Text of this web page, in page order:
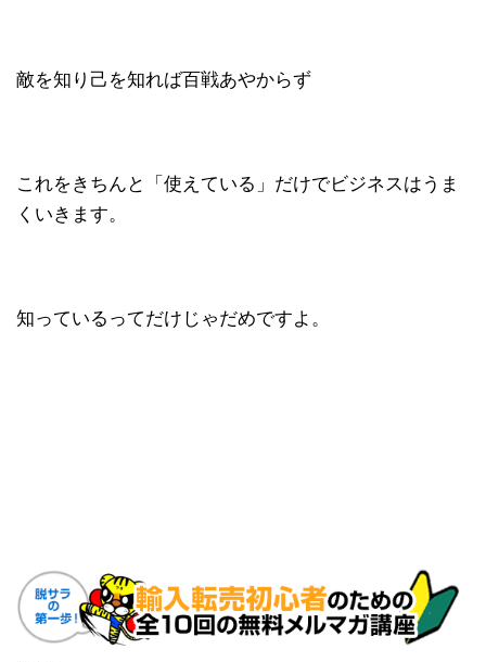
敵を知り己を知れば百戦あやからず
これをきちんと「使えている」だけでビジネスはうま
くいきます。
知っているってだけじゃだめですよ。